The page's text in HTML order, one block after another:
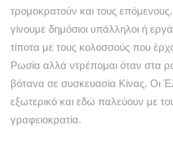
τρομοκρατούν και τους
γίνουμε δημόσιοι υπάλληλοι ή
τίποτα με τους κολοσσούς που
Ρωσία αλλά ντρέπομαι όταν στα
βότανα σε συσκευασία Κίνας. Οι
εξωτερικό και εδώ παλεύουν με
γραφειοκρατία.